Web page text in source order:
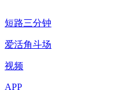
短路三分钟
爱活角斗场
视频
APP